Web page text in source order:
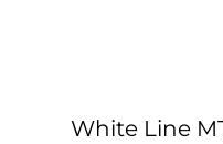
White Line